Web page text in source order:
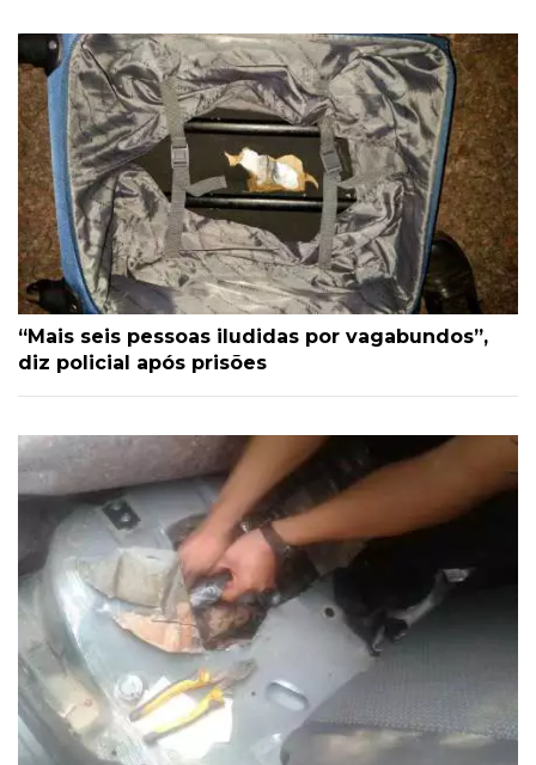
“Mais seis pessoas iludidas por vagabundos”,
diz policial após prisões